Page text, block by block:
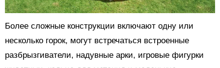
Более сложные конструкции включают одну или
несколько горок, могут встречаться встроенные
разбрызгиватели, надувные арки, игровые фигурки